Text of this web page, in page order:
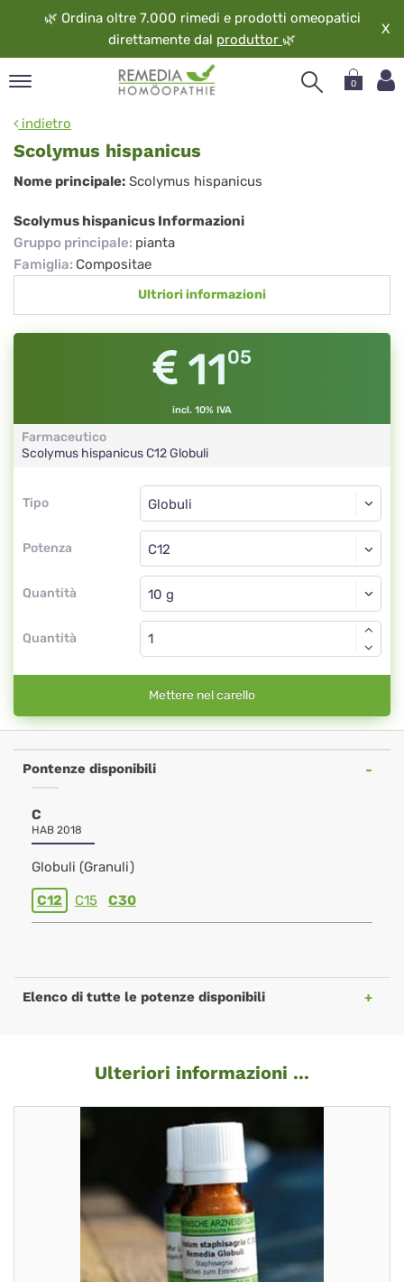
🌿 Ordina oltre 7.000 rimedi e prodotti omeopatici
direttamente dal produttor 🌿
X
0
indietro
Scolymus hispanicus
Scolymus
hispanicus
Nome principale: Scolymus hispanicus
Scolymus hispanicus Informazioni
Gruppo principale: pianta
Famiglia: Compositae
Ultriori informazioni
1105
incl. 10% IVA
Farmaceutico
Scolymus hispanicusC12Globuli
Tipo
Tipo
Potenza
Globuli
C12
Quantità
Globuli
Quantità
Mettere nel carello
Pontenze disponibili
C
HAB 2018
Globuli (Granuli)
C12 C15 C30
Elenco di tutte le potenze disponibili
Ulteriori informazioni ...